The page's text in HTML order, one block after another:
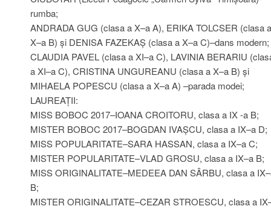
rumba;
ANDRADA GUG (clasa a X–a A), ERIKA TOLCSER (clasa a
X–a B) și DENISA FAZEKAȘ (clasa a X–a C)–dans modern;
CLAUDIA PAVEL (clasa a XI–a C), LAVINIA BERARIU
a XI–a C), CRISTINA UNGUREANU (clasa a X–a B) și
MIHAELA POPESCU (clasa a X–a A) –parada modei;
LAUREAȚII:
MISS BOBOC 2017–IOANA CROITORU, clasa a IX -a B;
MISTER BOBOC 2017–BOGDAN IVAȘCU, clasa a IX–a D;
MISS POPULARITATE–SARA HASSAN, clasa a IX–a C;
MISTER POPULARITATE–VLAD GROSU, clasa a IX–a B;
MISS ORIGINALITATE–MEDEEA DAN SÂRBU, clasa a
B;
MISTER ORIGINALITATE–CEZAR STROESCU, clasa a